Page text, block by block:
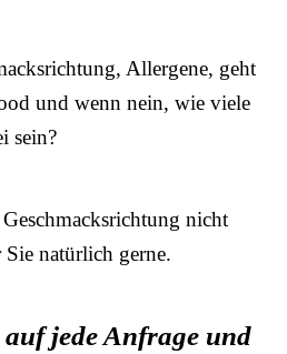
Allergene, geht
und wenn nein, wie viele
sein?
nicht
natürlich gerne.
jede Anfrage und